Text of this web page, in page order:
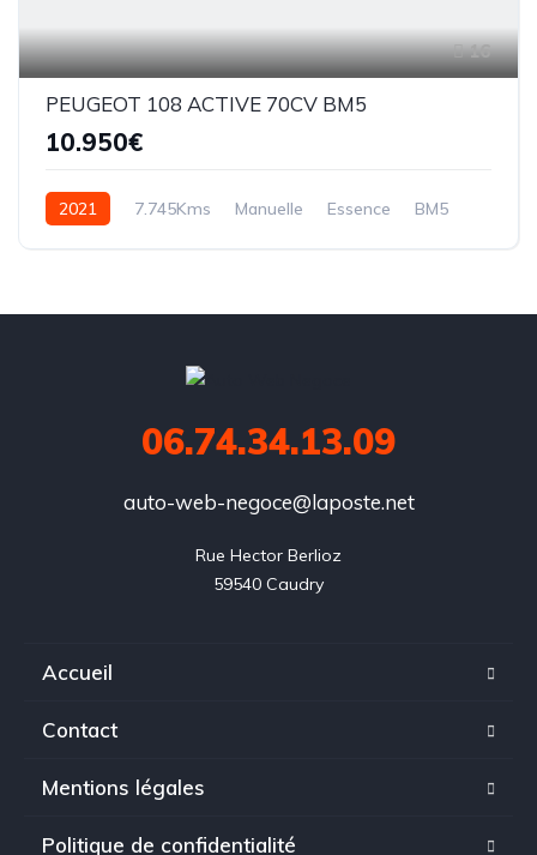
16
PEUGEOT 108 ACTIVE 70CV BM5
10.950€
2021 7.745Kms Manuelle Essence BM5
06.74.34.13.09
auto-web-negoce@laposte.net
Rue Hector Berlioz
59540 Caudry
Accueil
Contact
Mentions légales
Politique de confidentialité